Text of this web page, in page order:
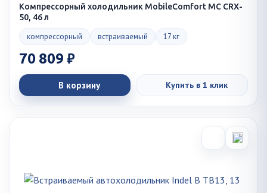
Компрессорный холодильник MobileComfort MC CRX-
50, 46 л
компрессорный встраиваемый 17 кг
70 809 ₽
В корзину Купить в 1 клик